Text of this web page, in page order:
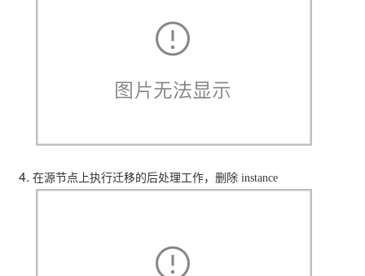
在源节点上执行迁移的后处理工作，删除 instance